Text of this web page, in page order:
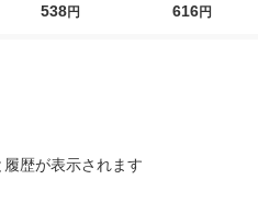
ベー
超小〜小型犬用 Sサイ
538円
犬用 おもちゃ
616円
歴が表示されます